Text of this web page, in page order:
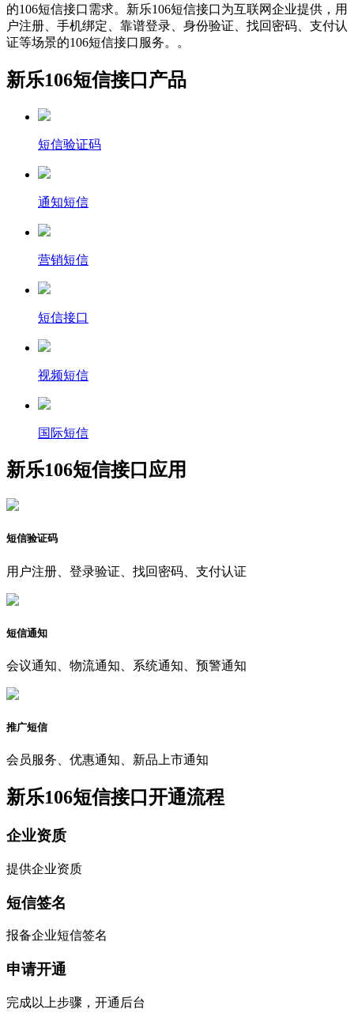
的106短信接口需求。新乐106短信接口为互联网企业提供，用
户注册、手机绑定、靠谱登录、身份验证、找回密码、支付认
证等场景的106短信接口服务。。
新乐106短信接口产品
短信验证码
通知短信
营销短信
短信接口
视频短信
国际短信
新乐106短信接口应用
短信验证码
用户注册、登录验证、找回密码、支付认证
短信通知
会议通知、物流通知、系统通知、预警通知
推广短信
会员服务、优惠通知、新品上市通知
新乐106短信接口开通流程
企业资质
提供企业资质
短信签名
报备企业短信签名
申请开通
完成以上步骤，开通后台